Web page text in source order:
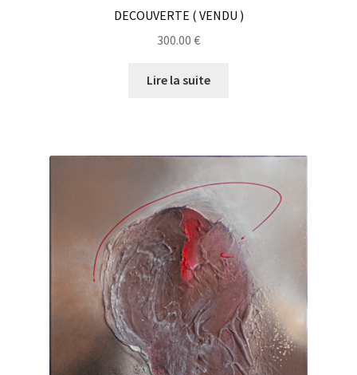
DECOUVERTE ( VENDU )
300.00 €
Lire la suite